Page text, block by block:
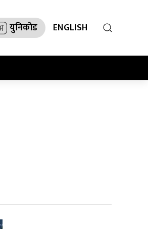
युनिकोड ENGLISH